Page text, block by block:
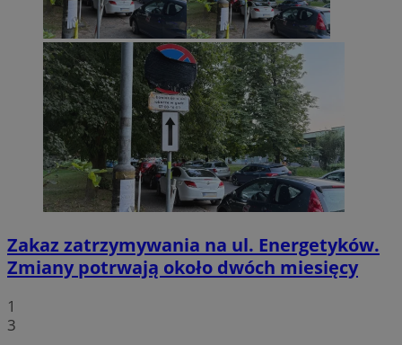
Zakaz zatrzymywania na ul. Energetyków.
Zmiany potrwają około dwóch miesięcy
1
3